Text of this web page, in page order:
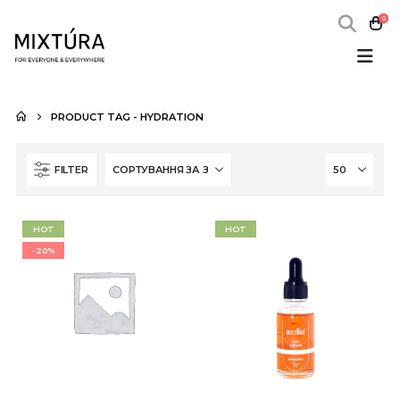
0
PRODUCT TAG -HYDRATION
FILTER
HOT
-20%
HOT